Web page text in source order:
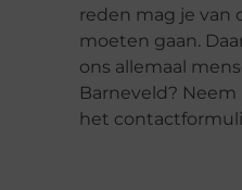
reden mag je van
moeten gaan.
ons allemaal
Barneveld?
het